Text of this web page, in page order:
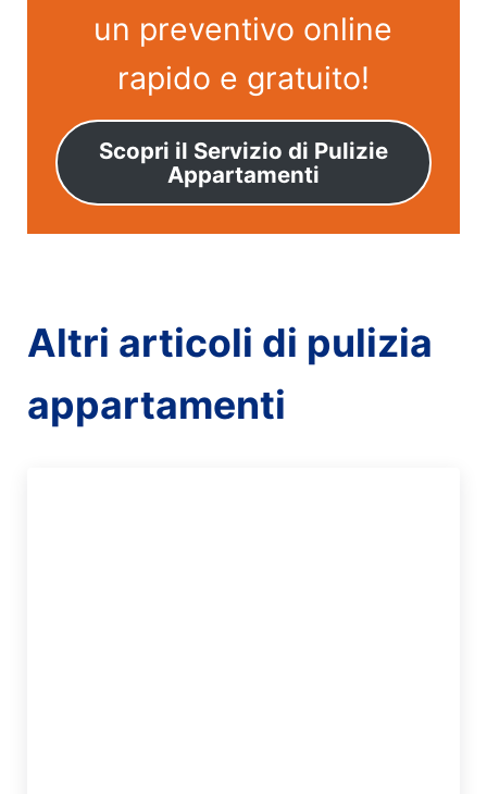
un preventivo online
rapido e gratuito!
Scopri il Servizio di Pulizie
Appartamenti
Altri articoli di pulizia
appartamenti